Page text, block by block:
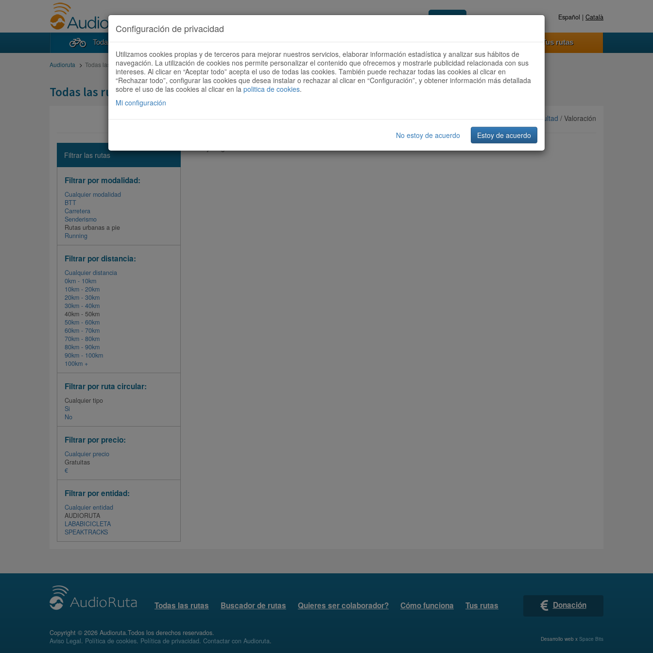
Acceder Registrate ahora Español | Català
Todas las rutas Buscador de rutas Quieres ser colaborador? Cómo funciona Tus rutas
Audioruta Todas las rutas
Todas las rutas
Ordenar por:Más recientes/Dificultad / Valoración
Filtrar las rutas
Filtrar por modalidad:
Cualquier modalidad
BTT
Carretera
Senderismo
Rutas urbanas a pie
Running
Filtrar por distancia:
Cualquier distancia
0km - 10km
10km - 20km
20km - 30km
30km - 40km
40km - 50km
50km - 60km
60km - 70km
70km - 80km
80km - 90km
90km - 100km
100km +
Filtrar por ruta circular:
Cualquier tipo
Si
No
Filtrar por precio:
Cualquier precio
Gratuitas
€
Filtrar por entidad:
Cualquier entidad
AUDIORUTA
LABABICICLETA
SPEAKTRACKS
Todas las rutas Buscador de rutas Quieres ser colaborador? Cómo funciona Tus rutas Donación
Copyright © 2026 Audioruta.Todos los derechos reservados.
Aviso Legal. Política de cookies. Política de privacidad. Contactar con Audioruta. Desarrollo web x Space Bits
Configuración de privacidad
Utilizamos cookies propias y de terceros para mejorar nuestros servicios, elaborar información estadística y analizar sus hábitos de
navegación. La utilización de cookies nos permite personalizar el contenido que ofrecemos y mostrarle publicidad relacionada con sus
intereses. Al clicar en “Aceptar todo” acepta el uso de todas las cookies. También puede rechazar todas las cookies al clicar en
“Rechazar todo”, configurar las cookies que desea instalar o rechazar al clicar en “Configuración”, y obtener información más detallada
sobre el uso de las cookies al clicar en la politica de cookies.
Mi configuración
No estoy de acuerdo Estoy de acuerdo